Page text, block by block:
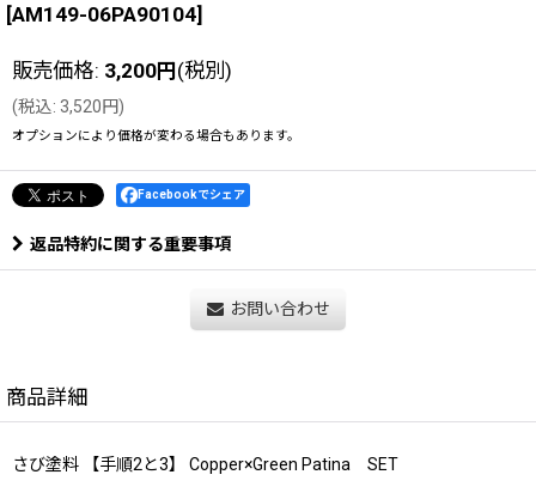
[AM149-06PA90104]
販売価格: 3,200円(税別)
(税込: 3,520円)
オプションにより価格が変わる場合もあります。
Facebookでシェア
返品特約に関する重要事項
お問い合わせ
商品詳細
さび塗料 【手順2と3】 Copper×Green Patina SET